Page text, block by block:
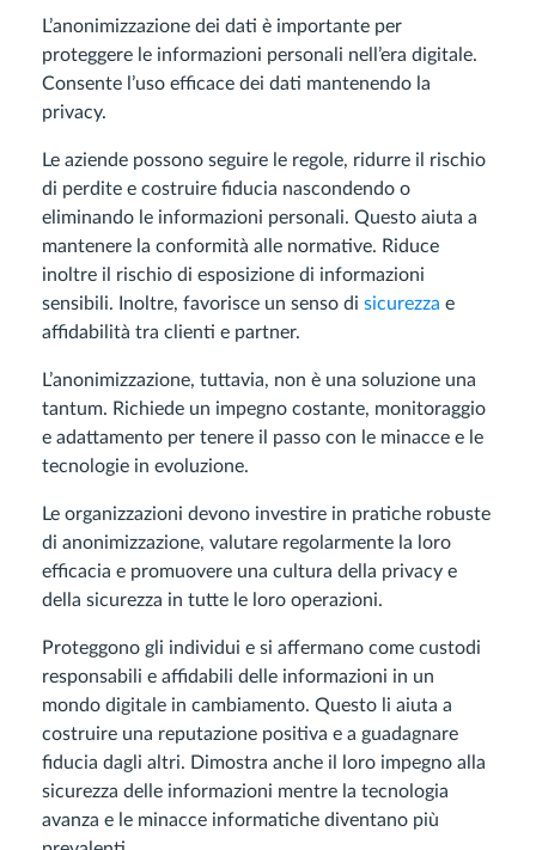
L’anonimizzazione dei dati è importante per
proteggere le informazioni personali nell’era digitale.
Consente l’uso efficace dei dati mantenendo la
privacy.
Le aziende possono seguire le regole, ridurre il rischio
di perdite e costruire fiducia nascondendo o
eliminando le informazioni personali. Questo aiuta a
mantenere la conformità alle normative. Riduce
inoltre il rischio di esposizione di informazioni
sensibili. Inoltre, favorisce un senso di sicurezza e
affidabilità tra clienti e partner.
L’anonimizzazione, tuttavia, non è una soluzione una
tantum. Richiede un impegno costante, monitoraggio
e adattamento per tenere il passo con le minacce e le
tecnologie in evoluzione.
Le organizzazioni devono investire in pratiche robuste
di anonimizzazione, valutare regolarmente la loro
efficacia e promuovere una cultura della privacy e
della sicurezza in tutte le loro operazioni.
Proteggono gli individui e si affermano come custodi
responsabili e affidabili delle informazioni in un
mondo digitale in cambiamento. Questo li aiuta a
costruire una reputazione positiva e a guadagnare
fiducia dagli altri. Dimostra anche il loro impegno alla
sicurezza delle informazioni mentre la tecnologia
avanza e le minacce informatiche diventano più